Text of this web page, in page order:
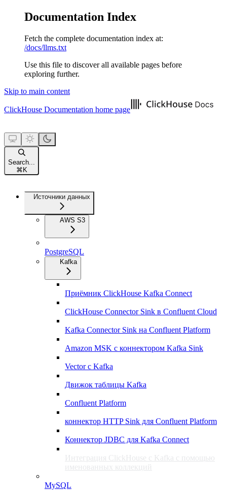
Documentation Index
Fetch the complete documentation index at:
/docs/llms.txt
Use this file to discover all available pages before
exploring further.
Skip to main content
ClickHouse Documentation home page
Search...
⌘ K
Источники данных
AWS S3
PostgreSQL
Kafka
Приёмник ClickHouse Kafka Connect
ClickHouse Connector Sink в Confluent Cloud
Kafka Connector Sink на Confluent Platform
Amazon MSK с коннектором Kafka Sink
Vector с Kafka
Движок таблицы Kafka
Confluent Platform
коннектор HTTP Sink для Confluent Platform
Коннектор JDBC для Kafka Connect
Интеграция ClickHouse с Kafka с помощью
именованных коллекций
MySQL